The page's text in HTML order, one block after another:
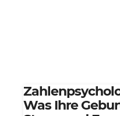
Was Ihre